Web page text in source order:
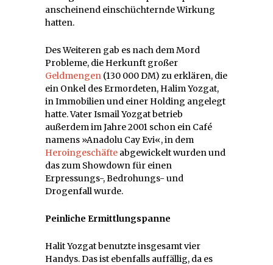
anscheinend einschüchternde Wirkung
hatten.
Des Weiteren gab es nach dem Mord
Probleme, die Herkunft großer
Geldmengen (130 000 DM) zu erklären, die
ein Onkel des Ermordeten, Halim Yozgat,
in Immobilien und einer Holding angelegt
hatte. Vater Ismail Yozgat betrieb
außerdem im Jahre 2001 schon ein Café
namens »Anadolu Cay Evi«, in dem
Heroingeschäfte abgewickelt wurden und
das zum Showdown für einen
Erpressungs-, Bedrohungs- und
Drogenfall wurde.
Peinliche Ermittlungspanne
Halit Yozgat benutzte insgesamt vier
Handys. Das ist ebenfalls auffällig, da es